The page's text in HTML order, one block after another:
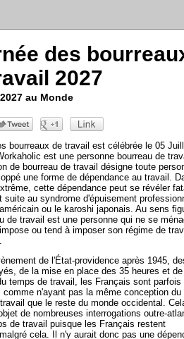
des
2027
au Monde
bourreaux de travail est célébrée le 05
est une personne bourreau de
de bourreau de travail désigne toute
une forme de dépendance au travail.
cette dépendance peut se révéler
suite au syndrome d'épuisement
ou le karoshi japonais. Au sens
de travail est une personne qui ne se
ou tend à imposer son régime de
de l'État-providence après 1945,
de la mise en place des 35 heures et
temps de travail, les Français sont parfois
comme n'ayant pas la même conception du
que le reste du monde occidental.
de nombreuses interrogations outre-
de travail puisque les Français restent
cela. Il n'y aurait donc pas une